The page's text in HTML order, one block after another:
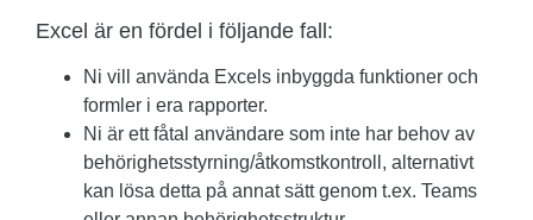
Excel är en fördel i följande fall:
Ni vill använda Excels inbyggda funktioner och
formler i era rapporter.
Ni är ett fåtal användare som inte har behov av
behörighetsstyrning/åtkomstkontroll, alternativt
kan lösa detta på annat sätt genom t.ex. Teams